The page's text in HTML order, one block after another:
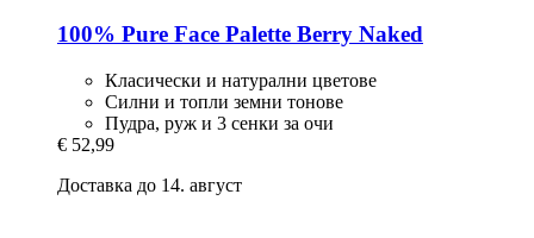
100% Pure Face Palette Berry Naked
Класически и натурални цветове
Силни и топли земни тонове
Пудра, руж и 3 сенки за очи
€ 52,99
Доставка до 14. август